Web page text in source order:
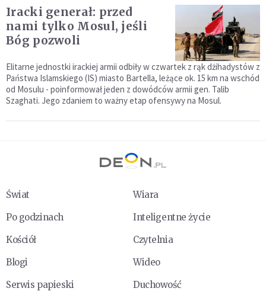
Iracki generał: przed
nami tylko Mosul, jeśli
Bóg pozwoli
Elitarne jednostki irackiej armii odbiły w czwartek z rąk dżihadystów z
Państwa Islamskiego (IS) miasto Bartella, leżące ok. 15 km na wschód
od Mosulu - poinformował jeden z dowódców armii gen. Talib
Szaghati. Jego zdaniem to ważny etap ofensywy na Mosul.
Świat
Wiara
Po godzinach
Inteligentne życie
Kościół
Czytelnia
Blogi
Wideo
Serwis papieski
Duchowość